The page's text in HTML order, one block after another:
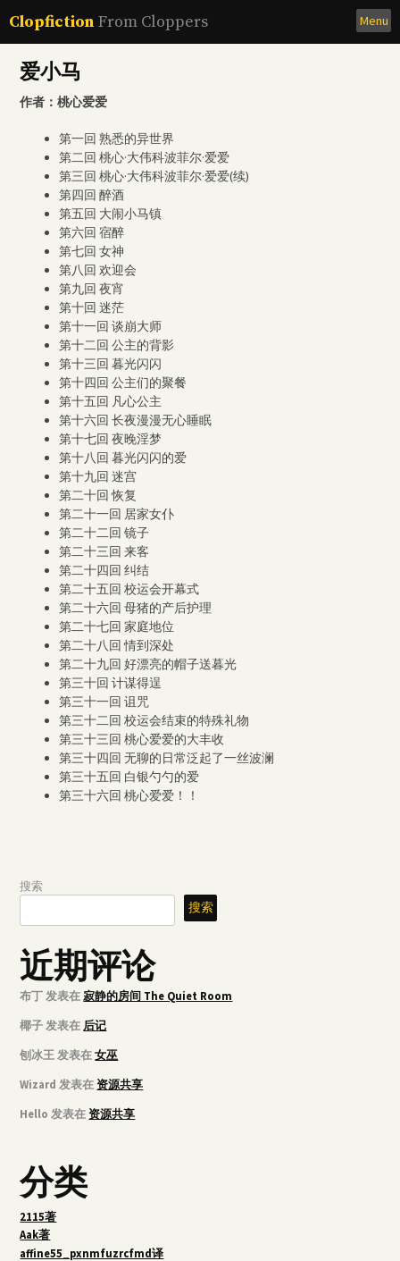
to
content
Clopfiction From Cloppers Menu
爱小马
作者：桃心爱爱
第一回 熟悉的异世界
第二回 桃心·大伟科波菲尔·爱爱
第三回 桃心·大伟科波菲尔·爱爱(续)
第四回 醉酒
第五回 大闹小马镇
第六回 宿醉
第七回 女神
第八回 欢迎会
第九回 夜宵
第十回 迷茫
第十一回 谈崩大师
第十二回 公主的背影
第十三回 暮光闪闪
第十四回 公主们的聚餐
第十五回 凡心公主
第十六回 长夜漫漫无心睡眠
第十七回 夜晚淫梦
第十八回 暮光闪闪的爱
第十九回 迷宫
第二十回 恢复
第二十一回 居家女仆
第二十二回 镜子
第二十三回 来客
第二十四回 纠结
第二十五回 校运会开幕式
第二十六回 母猪的产后护理
第二十七回 家庭地位
第二十八回 情到深处
第二十九回 好漂亮的帽子送暮光
第三十回 计谋得逞
第三十一回 诅咒
第三十二回 校运会结束的特殊礼物
第三十三回 桃心爱爱的大丰收
第三十四回 无聊的日常泛起了一丝波澜
第三十五回 白银勺勺的爱
第三十六回 桃心爱爱！！
搜索
搜索
近期评论
布丁 发表在 寂静的房间 The Quiet Room
椰子 发表在 后记
刨冰王 发表在女巫
Wizard 发表在资源共享
Hello 发表在资源共享
分类
2115著
Aak著
affine55_pxnmfuzrcfmd译